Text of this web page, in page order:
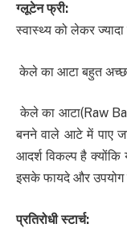
ग्लूटेन फ्री:
स्वास्थ्य को लेकर
केले का आटा बहुत
केले का आटा(Raw
बनने वाले आटे में पाए
आदर्श विकल्प है
इसके फायदे और
प्रतिरोधी स्टार्च: